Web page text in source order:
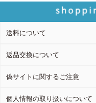
送料について
返品交換について
偽サイトに関するご注意
個人情報の取り扱いについて